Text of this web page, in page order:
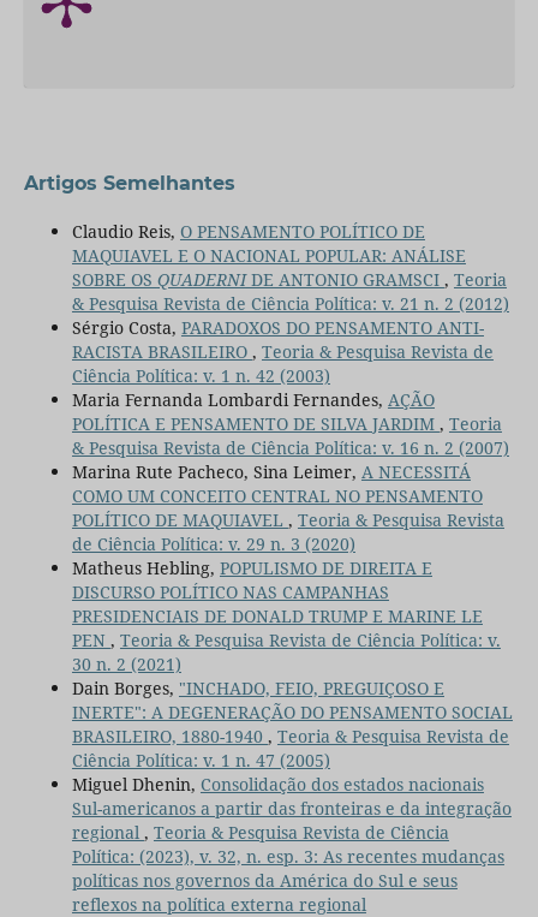
Artigos Semelhantes
Claudio Reis, O PENSAMENTO POLÍTICO DE
MAQUIAVEL E O NACIONAL POPULAR: ANÁLISE
SOBRE OS QUADERNIDE ANTONIO GRAMSCI , Teoria
& Pesquisa Revista de Ciência Política: v. 21 n. 2 (2012)
Sérgio Costa, PARADOXOS DO PENSAMENTO ANTI-
RACISTA BRASILEIRO , Teoria & Pesquisa Revista de
Ciência Política: v. 1 n. 42 (2003)
Maria Fernanda Lombardi Fernandes, AÇÃO
POLÍTICA E PENSAMENTO DE SILVA JARDIM , Teoria
& Pesquisa Revista de Ciência Política: v. 16 n. 2 (2007)
Marina Rute Pacheco, Sina Leimer, A NECESSITÁ
COMO UM CONCEITO CENTRAL NO PENSAMENTO
POLÍTICO DE MAQUIAVEL , Teoria & Pesquisa Revista
de Ciência Política: v. 29 n. 3 (2020)
Matheus Hebling, POPULISMO DE DIREITA E
DISCURSO POLÍTICO NAS CAMPANHAS
PRESIDENCIAIS DE DONALD TRUMP E MARINE LE
PEN , Teoria & Pesquisa Revista de Ciência Política: v.
30 n. 2 (2021)
Dain Borges, "INCHADO, FEIO, PREGUIÇOSO E
INERTE": A DEGENERAÇÃO DO PENSAMENTO SOCIAL
BRASILEIRO, 1880-1940 , Teoria & Pesquisa Revista de
Ciência Política: v. 1 n. 47 (2005)
Miguel Dhenin, Consolidação dos estados nacionais
Sul-americanos a partir das fronteiras e da integração
regional , Teoria & Pesquisa Revista de Ciência
Política: (2023), v. 32, n. esp. 3: As recentes mudanças
políticas nos governos da América do Sul e seus
reflexos na política externa regional